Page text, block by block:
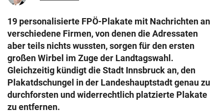
search
eingeben
© Krone Multimedia GmbH & Co KG 2026
Muthgasse 2, 1190 Wien
19 personalisierte FPÖ-Plakate mit Nachrichten an
verschiedene Firmen, von denen die Adressaten
aber teils nichts wussten, sorgen für den ersten
großen Wirbel im Zuge der Landtagswahl.
Gleichzeitig kündigt die Stadt Innsbruck an, den
Plakatdschungel in der Landeshauptstadt genau zu
durchforsten und widerrechtlich platzierte Plakate
zu entfernen.